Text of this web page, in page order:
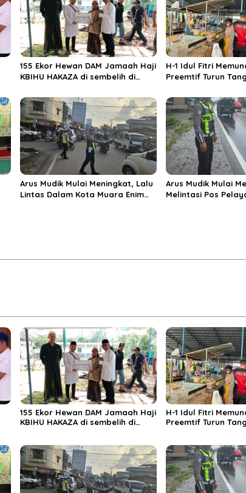
155 Ekor Hewan DAM Jamaah Haji
KBIHU HAKAZA di sembelih di
Enim
H-1 Idul Fitri
Preemtif Turun
Arus Mudik Mulai Meningkat, Lalu
Lintas Dalam Kota Muara Enim
Arus Mudik Mulai
Melintasi Pos
155 Ekor Hewan DAM Jamaah Haji
KBIHU HAKAZA di sembelih di
H-1 Idul Fitri
Preemtif Turun